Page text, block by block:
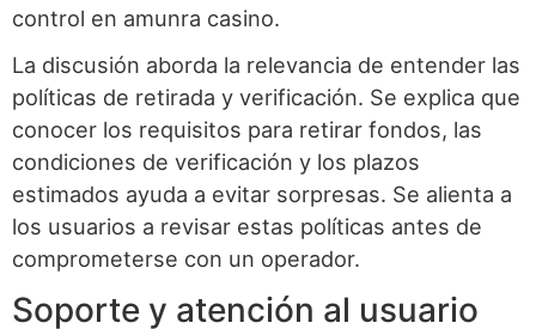
control en amunra casino.
La discusión aborda la relevancia de entender las
políticas de retirada y verificación. Se explica que
conocer los requisitos para retirar fondos, las
condiciones de verificación y los plazos
estimados ayuda a evitar sorpresas. Se alienta a
los usuarios a revisar estas políticas antes de
comprometerse con un operador.
Soporte y atención al usuario